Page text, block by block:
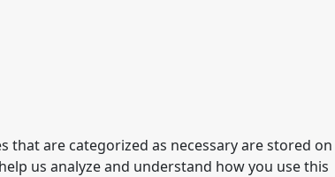
that are categorized as necessary are stored on
us analyze and understand how you use this